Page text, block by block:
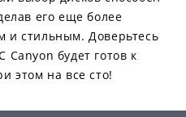
его еще более
стильным. Доверьтесь
будет готов к
этом на все сто!